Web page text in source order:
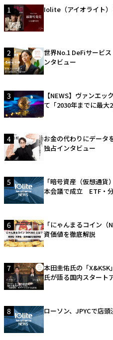
1 Iolite（アイオライト）
2
世界No.1 DeFiサービ
ンタビュー
3
【NEWS】ヴァンエ
て「2030年までに最大
4
お金の代わりにデー
独占インタビュー
5
「暗号資産（仮想通
本会議で成立 ETF・
6
「にゃんまるコイン
資価値を徹底解説
7
本田圭佑氏の「
氏が語る国内スタート
8 ローソン、JPYCで店